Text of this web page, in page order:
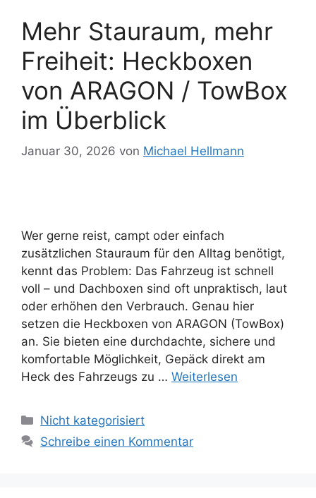
Mehr Stauraum, mehr
Freiheit: Heckboxen
von ARAGON / TowBox
im Überblick
Januar 30, 2026 von Michael Hellmann
Wer gerne reist, campt oder einfach
zusätzlichen Stauraum für den Alltag benötigt,
kennt das Problem: Das Fahrzeug ist schnell
voll – und Dachboxen sind oft unpraktisch, laut
oder erhöhen den Verbrauch. Genau hier
setzen die Heckboxen von ARAGON (TowBox)
an. Sie bieten eine durchdachte, sichere und
komfortable Möglichkeit, Gepäck direkt am
Heck des Fahrzeugs zu … Weiterlesen
Kategorien
Nicht kategorisiert
Schreibe einen Kommentar